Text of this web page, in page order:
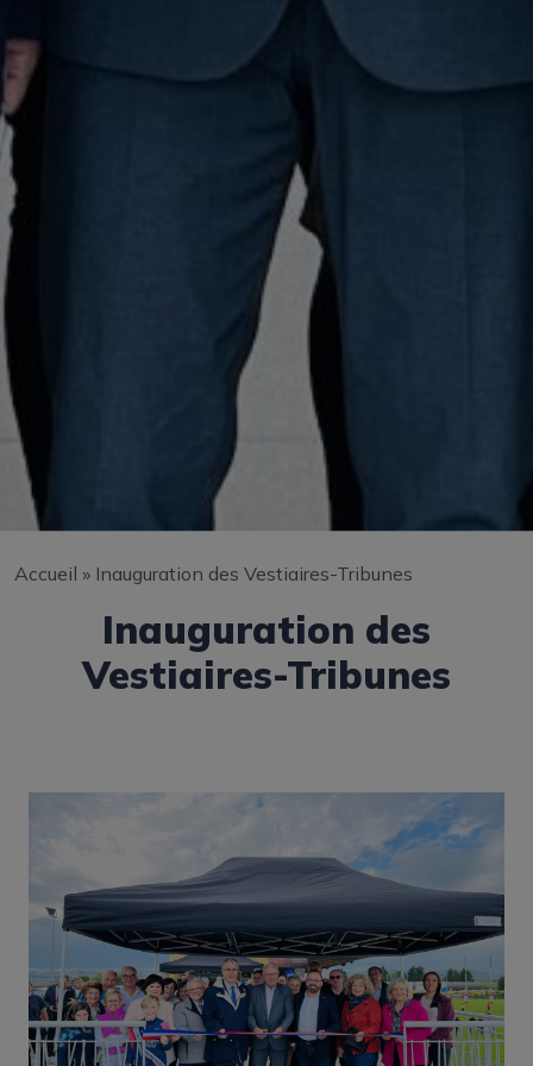
Accueil » Inauguration des Vestiaires-Tribunes
Inauguration des
Vestiaires-Tribunes